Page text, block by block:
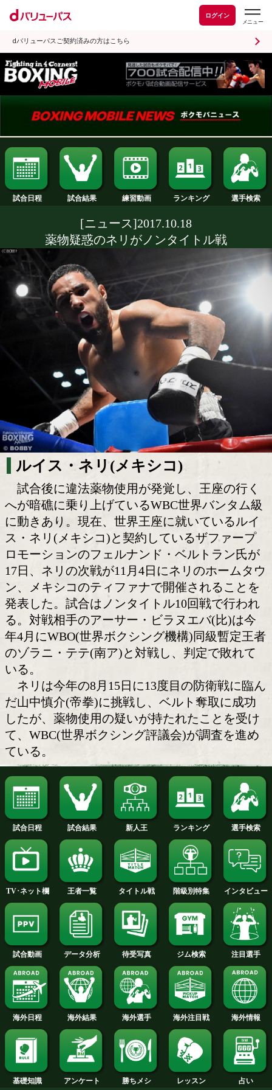
ログイン
dバリューパスご契約済みの方はこちら
試合日程 試合結果 練習動画 ランキング
[ニュース]2017.10.18
薬物疑惑のネリがノンタイトル
ルイス・ネリ(メキシコ)
試合後に違法薬物使用が発覚し、王座
へが暗礁に乗り上げているWBC世界バ
に動きあり。現在、世界王座に就いて
ス・ネリ(メキシコ)と契約しているザフ
ロモーションのフェルナンド・ベルト
17日、ネリの次戦が11月4日にネリのホ
ン、メキシコのティファナで開催され
発表した。試合はノンタイトル10回戦
る。対戦相手のアーサー・ビラヌエバ(
年4月にWBO(世界ボクシング機構)同級
のゾラニ・テテ(南ア)と対戦し、判定で
いる。
ネリは今年の8月15日に13度目の防衛
だ山中慎介(帝拳)に挑戦し、ベルト奪取
したが、薬物使用の疑いが持たれたこ
て、WBC(世界ボクシング評議会)が調
ている。
試合日程 試合結果 新人王 ランキング
TV･ネット欄 王者一覧 タイトル戦 階級別特集